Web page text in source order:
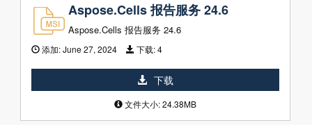
Aspose.Cells 报告服务 24.6
Aspose.Cells 报告服务 24.6
添加:June 27, 2024 下载:4
下载
文件大小: 24.38MB